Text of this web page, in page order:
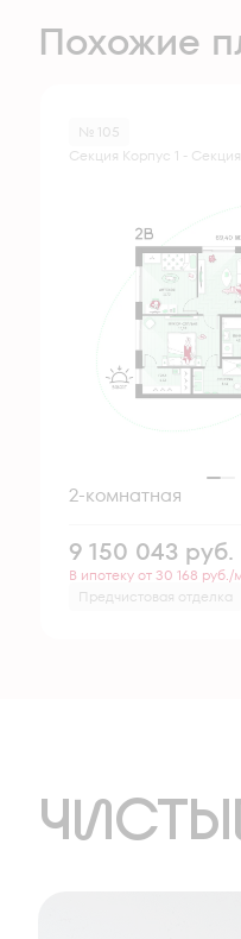
Похожие
№ 105
Секция Корпус 1 - Секция
2-комнатная
9 150 043 руб.
В ипотеку от 30 168 руб./
Предчистовая отделка